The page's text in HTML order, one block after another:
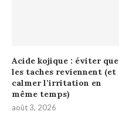
Acide kojique : éviter que
les taches reviennent (et
calmer l’irritation en
même temps)
août 3, 2026